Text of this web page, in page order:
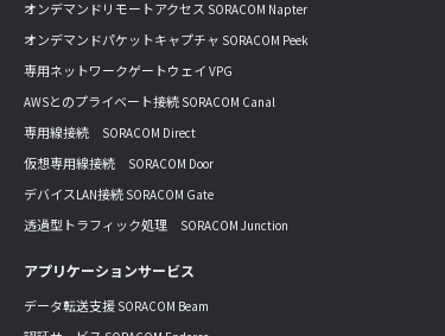
オンデマンドリモートアクセス SORACOM Napter
オンデマンドパケットキャプチャ SORACOM Peek
専用ネットワークゲートウェイ VPG
AWSとのプライベート接続 SORACOM Canal
専用線接続 SORACOM Direct
仮想専用線接続 SORACOM Door
デバイスLAN接続 SORACOM Gate
透過型トラフィック処理 SORACOM Junction
アプリケーションサービス
データ転送支援 SORACOM Beam